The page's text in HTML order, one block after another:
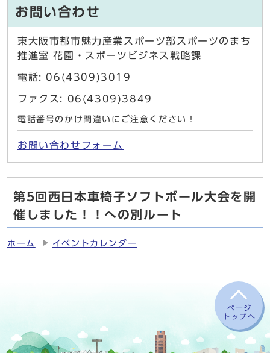
お問い合わせ
東大阪市都市魅力産業スポーツ部スポーツのまち
推進室 花園・スポーツビジネス戦略課
電話: 06(4309)3019
ファクス: 06(4309)3849
電話番号のかけ間違いにご注意ください！
お問い合わせフォーム
第5回西日本車椅子ソフトボール大会を開
催しました！！への別ルート
ホーム イベントカレンダー
ページ
トップへ